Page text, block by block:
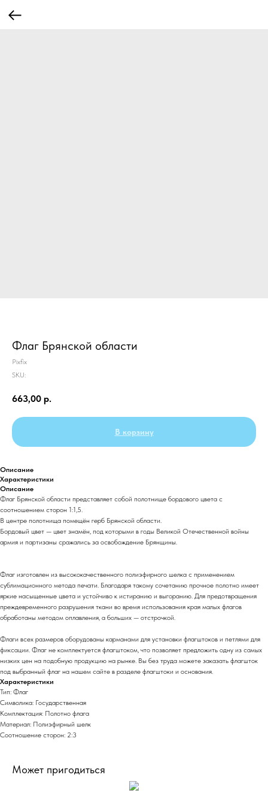
Флаг Брянской области
Pixfix
SKU:
663,00 р.
В корзину
Описание
Характеристики
Описание
Флаг Брянской области представляет собой полотнище бордового цвета с
соотношением сторон 1:1,5.
В центре полотнища помещён герб Брянской области.
Бордовый цвет — цвет знамён, под которыми в годы Великой Отечественной войны
армия и партизаны сражались за освобождение Брянщины.
Флаг изготовлен из высококачественного полиэфирного шелка с применением
сублимационного метода печати. Благодаря такому сочетанию прочное полотно имеет
яркие насыщенные цвета и устойчиво к истиранию и выгоранию. Для предотвращения
преждевременного разрушения ткани во время использования края малых флагов
обработаны методом оплавления, а больших — отстрочкой.
Флаги всех размеров оборудованы карманами для установки флагштоков и петлями для
фиксации. Флаг не комплектуется флагштоком, что позволяет предложить одну из самых
низких цен на подобную продукцию на рынке. Вы без труда можете заказать флагшток
под выбранный флаг на нашем сайте в разделе флагштоки и основания.
Характеристики
Тип: Флаг
Символика: Государственная
Комплектация: Полотно флага
Материал: Полиэфирный шелк
Соотношение сторон: 2:3
Может пригодиться